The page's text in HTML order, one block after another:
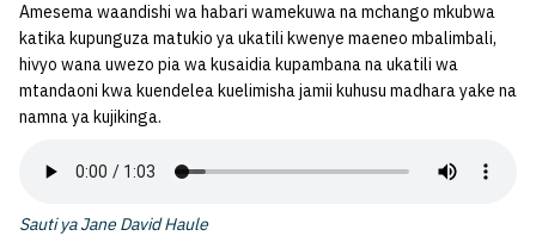
Amesema waandishi wa habari wamekuwa na mchango mkubwa
katika kupunguza matukio ya ukatili kwenye maeneo mbalimbali,
hivyo wana uwezo pia wa kusaidia kupambana na ukatili wa
mtandaoni kwa kuendelea kuelimisha jamii kuhusu madhara yake na
namna ya kujikinga.
Sauti ya Jane David Haule